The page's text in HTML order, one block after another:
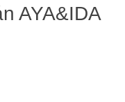
AYA&IDA